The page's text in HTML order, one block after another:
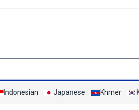
Indonesian Japanese Khmer